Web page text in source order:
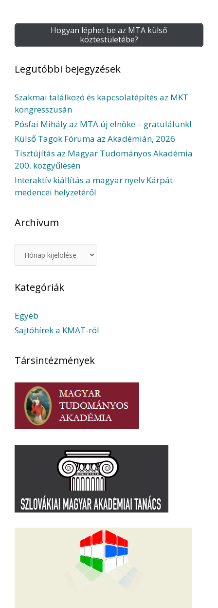
Hogyan léphet be az MTA külső
köztestületébe?
Legutóbbi bejegyzések
Szakmai találkozó és kapcsolatépítés az MKT
kongresszusán
Pósfai Mihály az MTA új elnöke – gratulálunk!
Külső Tagok Fóruma az Akadémián, 2026
Tisztújítás az Magyar Tudományos Akadémia
200. közgyűlésén
Interaktív kiállítás a magyar nyelv Kárpát-
medencei helyzetéről
Archívum
Archívum
Kategóriák
Egyéb
Sajtóhírek a KMAT-ról
Társintézmények